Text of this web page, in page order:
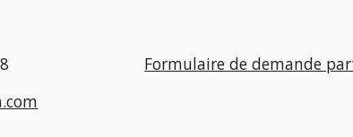
Formulaire de demande